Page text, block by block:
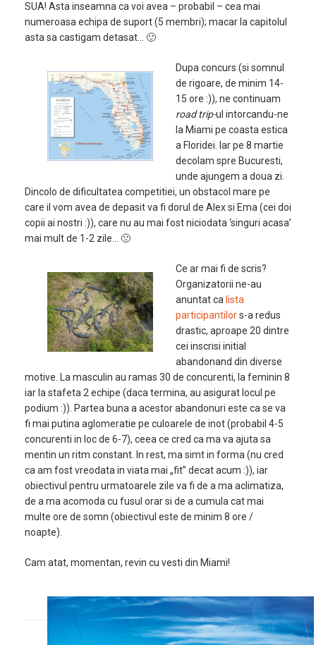
SUA! Asta inseamna ca voi avea – probabil – cea mai
numeroasa echipa de suport (5 membri); macar la capitolul
asta sa castigam detasat… 🙂
Dupa concurs (si somnul
de rigoare, de minim 14-
15 ore :)), ne continuam
road trip-ul intorcandu-ne
la Miami pe coasta estica
a Floridei. Iar pe 8 martie
decolam spre Bucuresti,
unde ajungem a doua zi.
Dincolo de dificultatea competitiei, un obstacol mare pe
care il vom avea de depasit va fi dorul de Alex si Ema (cei doi
copii ai nostri :)), care nu au mai fost niciodata ‘singuri acasa’
mai mult de 1-2 zile… 🙁
Ce ar mai fi de scris?
Organizatorii ne-au
anuntat ca lista
participantilors-a redus
drastic, aproape 20 dintre
cei inscrisi initial
abandonand din diverse
motive. La masculin au ramas 30 de concurenti, la feminin 8
iar la stafeta 2 echipe (daca termina, au asigurat locul pe
podium :)). Partea buna a acestor abandonuri este ca se va
fi mai putina aglomeratie pe culoarele de inot (probabil 4-5
concurenti in loc de 6-7), ceea ce cred ca ma va ajuta sa
mentin un ritm constant. In rest, ma simt in forma (nu cred
ca am fost vreodata in viata mai „fit” decat acum :)), iar
obiectivul pentru urmatoarele zile va fi de a ma aclimatiza,
de a ma acomoda cu fusul orar si de a cumula cat mai
multe ore de somn (obiectivul este de minim 8 ore /
noapte).
Cam atat, momentan, revin cu vesti din Miami!